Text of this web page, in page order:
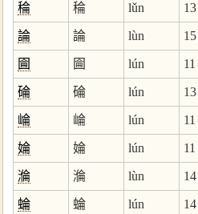
稐 稐 lǔn 13
論 論 lùn 15
圇 圇 lún 11
碖 碖 lún 13
崘 崘 lún 11
婨 婨 lún 11
溣 溣 lùn 14
蜦 蜦 lún 14